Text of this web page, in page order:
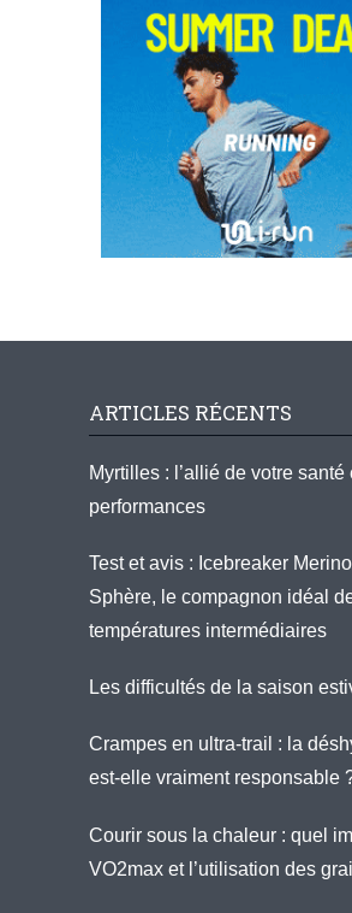
ARTICLES RÉCENTS
Myrtilles : l’allié de votre santé
performances
Test et avis : Icebreaker
Sphère, le compagnon idéal
températures intermédiaires
Les difficultés de la saison
Crampes en ultra-trail : la
est-elle vraiment responsable
Courir sous la chaleur : quel
VO2max et l’utilisation des